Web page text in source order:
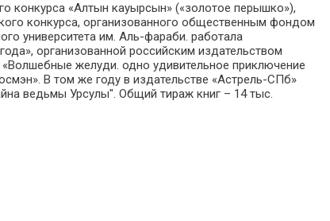
конкурса «Алтын кауырсын» («золотое перышко»),
конкурса, организованного общественным фондом
университета им. Аль-фараби. работала
организованной российским издательством
желуди. одно удивительное приключение
В том же году в издательстве «Астрель-СПб»
ведьмы Урсулы". Общий тираж книг – 14 тыс.